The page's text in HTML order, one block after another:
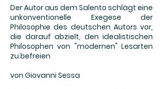
Der Autor aus dem Salento schlägt eine
unkonventionelle Exegese der
Philosophie des deutschen Autors vor,
die darauf abzielt, den idealistischen
Philosophen von "modernen" Lesarten
zu befreien
von Giovanni Sessa